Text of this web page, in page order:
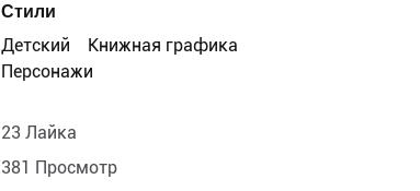
Стили
Детский
Книжная графика
Персонажи
23 Лайка
381 Просмотр